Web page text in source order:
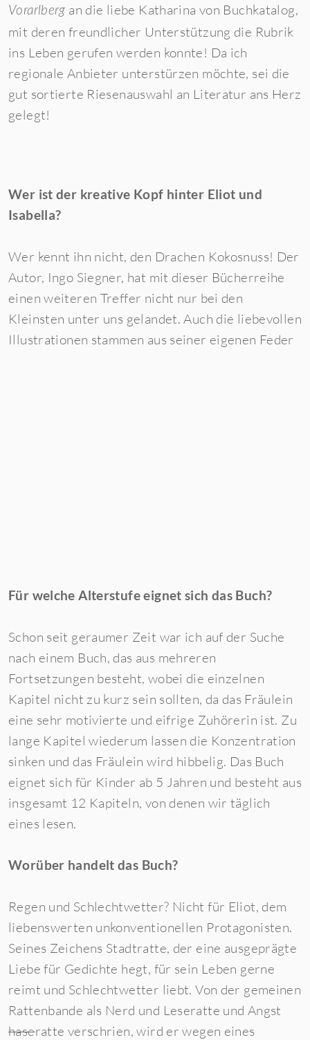
Vorarlberg an die liebe Katharina von Buchkatalog,
mit deren freundlicher Unterstützung die Rubrik
ins Leben gerufen werden konnte! Da ich
regionale Anbieter unterstürzen möchte, sei die
gut sortierte Riesenauswahl an Literatur ans Herz
gelegt!
Wer ist der kreative Kopf hinter Eliot und
Isabella?
Wer kennt ihn nicht, den Drachen Kokosnuss! Der
Autor, Ingo Siegner, hat mit dieser Bücherreihe
einen weiteren Treffer nicht nur bei den
Kleinsten unter uns gelandet. Auch die liebevollen
Illustrationen stammen aus seiner eigenen Feder
Für welche Alterstufe eignet sich das Buch?
Schon seit geraumer Zeit war ich auf der Suche
nach einem Buch, das aus mehreren
Fortsetzungen besteht, wobei die einzelnen
Kapitel nicht zu kurz sein sollten, da das Fräulein
eine sehr motivierte und eifrige Zuhörerin ist. Zu
lange Kapitel wiederum lassen die Konzentration
sinken und das Fräulein wird hibbelig. Das Buch
eignet sich für Kinder ab 5 Jahren und besteht aus
insgesamt 12 Kapiteln, von denen wir täglich
eines lesen.
Worüber handelt das Buch?
Regen und Schlechtwetter? Nicht für Eliot, dem
liebenswerten unkonventionellen Protagonisten.
Seines Zeichens Stadtratte, der eine ausgeprägte
Liebe für Gedichte hegt, für sein Leben gerne
reimt und Schlechtwetter liebt. Von der gemeinen
Rattenbande als Nerd und Leseratte und Angst
haseratte verschrien, wird er wegen eines